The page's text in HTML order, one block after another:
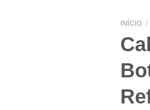
INÍCIO /